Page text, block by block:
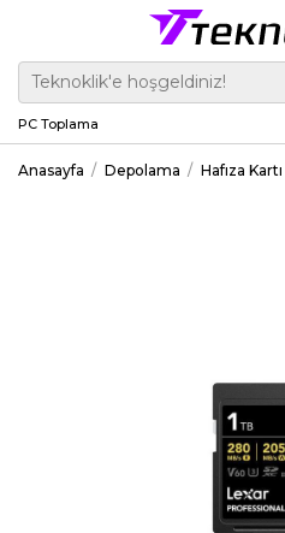
PC Toplama
Anasayfa Depolama Hafıza Kartı